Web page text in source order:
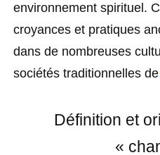
environnement spirituel.
croyances et pratiques
dans de nombreuses
sociétés traditionnelles de
Définition et
«